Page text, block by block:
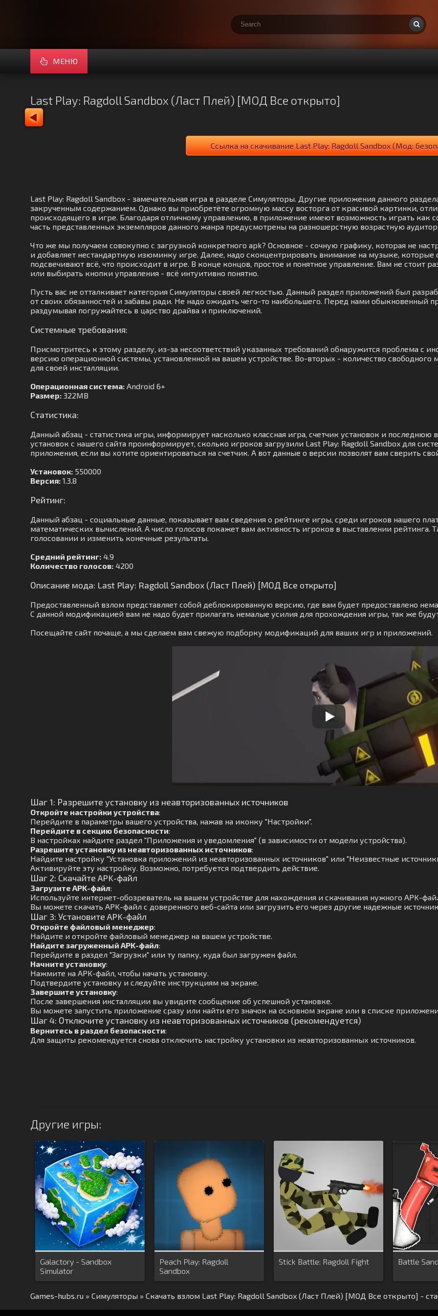
МЕНЮ
Last Play: Ragdoll Sandbox (Ласт Плей) [МОД Все открыто]
Ссылка на скачивание Last Play: Ragdoll Sandbox (Мод:
Last Play: Ragdoll Sandbox - замечательная игра в разделе Симуляторы. Другие приложения данного
закрученным содержанием. Однако вы приобретёте огромную массу восторга от красивой картинки,
происходящего в игре. Благодаря отличному управлению, в приложение имеют возможность играть как
часть представленных экземпляров данного жанра предусмотрены на разношерстную возрастную
Что же мы получаем совокупно с загрузкой конкретного apk? Основное - сочную графику, которая не
и добавляет нестандартную изюминку игре. Далее, надо сконцентрировать внимание на музыке,
подсвечивают всё, что происходит в игре. В конце концов, простое и понятное управление. Вам не стоит
или выбирать кнопки управления - всё интуитивно понятно.
Пусть вас не отталкивает категория Симуляторы своей легкостью. Данный раздел приложений был
от своих обязанностей и забавы ради. Не надо ожидать чего-то наибольшего. Перед нами обыкновенный
раздумывая погружайтесь в царство драйва и приключений.
Системные требования:
Присмотритесь к этому разделу, из-за несоответствий указанных требований обнаружится проблема с
версию операционной системы, установленной на вашем устройстве. Во-вторых - количество свободного
для своей инсталляции.
Операционная система: Android 6+
Размер: 322MB
Статистика:
Данный абзац - статистика игры, информирует насколько классная игра, счетчик установок и последнюю
установок с нашего сайта проинформирует, сколько игроков загрузили Last Play: Ragdoll Sandbox для
приложения, если вы хотите ориентироваться на счетчик. А вот данные о версии позволят вам сверить
Установок: 550000
Версия: 1.3.8
Рейтинг:
Данный абзац - социальные данные, показывает вам сведения о рейтинге игры, среди игроков нашего
математических вычислений. А число голосов покажет вам активность игроков в выставлении рейтинга.
голосовании и изменить конечные результаты.
Средний рейтинг: 4.9
Количество голосов: 4200
Описание мода: Last Play: Ragdoll Sandbox (Ласт Плей) [МОД Все открыто]
Предоставленный взлом представляет собой деблокированную версию, где вам будет предоставлено
С данной модификацией вам не надо будет прилагать немалые усилия для прохождения игры, так же
Посещайте сайт почаще, а мы сделаем вам свежую подборку модификаций для ваших игр и приложений.
Шаг 1: Разрешите установку из неавторизованных источников
Откройте настройки устройства:
Перейдите в параметры вашего устройства, нажав на иконку "Настройки".
Перейдите в секцию безопасности:
В настройках найдите раздел "Приложения и уведомления" (в зависимости от модели устройства).
Разрешите установку из неавторизованных источников:
Найдите настройку "Установка приложений из неавторизованных источников" или "Неизвестные
Активируйте эту настройку. Возможно, потребуется подтвердить действие.
Шаг 2: Скачайте APK-файл
Загрузите APK-файл:
Используйте интернет-обозреватель на вашем устройстве для нахождения и скачивания нужного APK-
Вы можете скачать APK-файл с доверенного веб-сайта или загрузить его через другие надежные
Шаг 3: Установите APK-файл
Откройте файловый менеджер:
Найдите и откройте файловый менеджер на вашем устройстве.
Найдите загруженный APK-файл:
Перейдите в раздел "Загрузки" или ту папку, куда был загружен файл.
Начните установку:
Нажмите на APK-файл, чтобы начать установку.
Подтвердите установку и следуйте инструкциям на экране.
Завершите установку:
После завершения инсталляции вы увидите сообщение об успешной установке.
Вы можете запустить приложение сразу или найти его значок на основном экране или в списке
Шаг 4: Отключите установку из неавторизованных источников (рекомендуется)
Вернитесь в раздел безопасности:
Для защиты рекомендуется снова отключить настройку установки из неавторизованных источников.
Другие игры:
Galactory - Sandbox
Simulator
Peach Play: Ragdoll
Sandbox
Stick Battle: Ragdoll Fight Battle
Games-hubs.ru » Симуляторы » Скачать взлом Last Play: Ragdoll Sandbox (Ласт Плей) [МОД Все открыто] -